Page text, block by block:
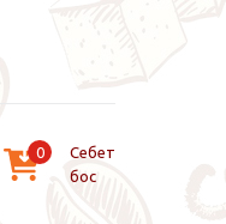
0
Себет
бос